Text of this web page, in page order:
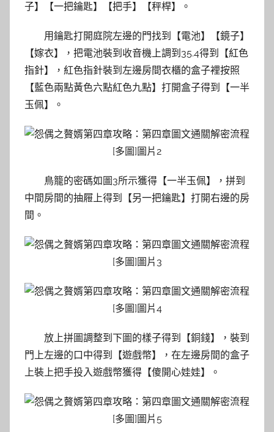
子】【一把鑰匙】【把手】【秤桿】。
用鑰匙打開庭院左邊的門找到【電池】【鏡子】
【嫁衣】，把電池裝到收音機上調到35.4得到【紅色
指針】，紅色指針裝到左邊房間衣櫃的盒子裡按照
【藍色兩點黃色六點紅色九點】打開盒子得到【一半
玉佩】。
鳥籠的密碼如圖3所示獲得【一半玉佩】，拼到
中間房間的抽屜上得到【另一把鑰匙】打開右邊的房
間。
放上拼圖調整到下圖的樣子得到【銅錢】，裝到
門上左邊的口中得到【遊戲幣】，在左邊房間的盒子
上裝上把手投入遊戲幣獲得【傻開心娃娃】。